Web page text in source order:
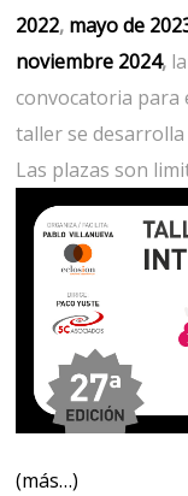
2022, mayo de
noviembre 2024,
convocatoria para
taller se
Las plazas son
(más…)